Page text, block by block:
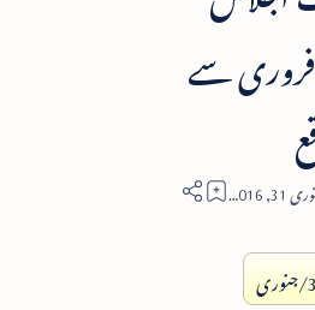
23 فروری سے
3